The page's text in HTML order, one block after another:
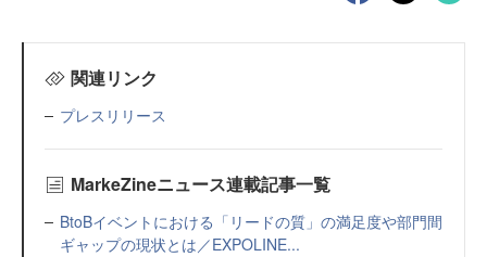
関連リンク
プレスリリース
MarkeZineニュース連載記事一覧
BtoBイベントにおける「リードの質」の満足度や部門間
ギャップの現状とは／EXPOLINE...